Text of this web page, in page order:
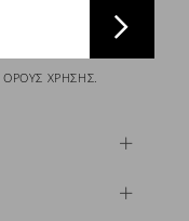
ΟΡΟΥΣ ΧΡΗΣΗΣ.